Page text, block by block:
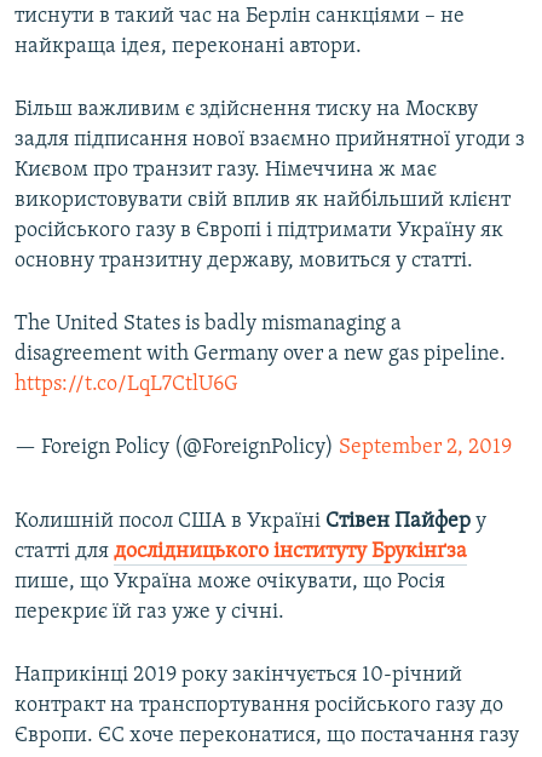
тиснути в такий час на Берлін санкціями – не
найкраща ідея, переконані автори.
Більш важливим є здійснення тиску на Москву
задля підписання нової взаємно прийнятної угоди з
Києвом про транзит газу. Німеччина ж має
використовувати свій вплив як найбільший клієнт
російського газу в Європі і підтримати Україну як
основну транзитну державу, мовиться у статті.
The United States is badly mismanaging a
disagreement with Germany over a new gas pipeline.
https://t.co/LqL7CtlU6G
— Foreign Policy (@ForeignPolicy) September 2, 2019
Колишній посол США в Україні Стівен Пайфер у
статті для дослідницького інституту Брукінґза
пише, що Україна може очікувати, що Росія
перекриє їй газ уже у січні.
Наприкінці 2019 року закінчується 10-річний
контракт на транспортування російського газу до
Європи. ЄС хоче переконатися, що постачання газу